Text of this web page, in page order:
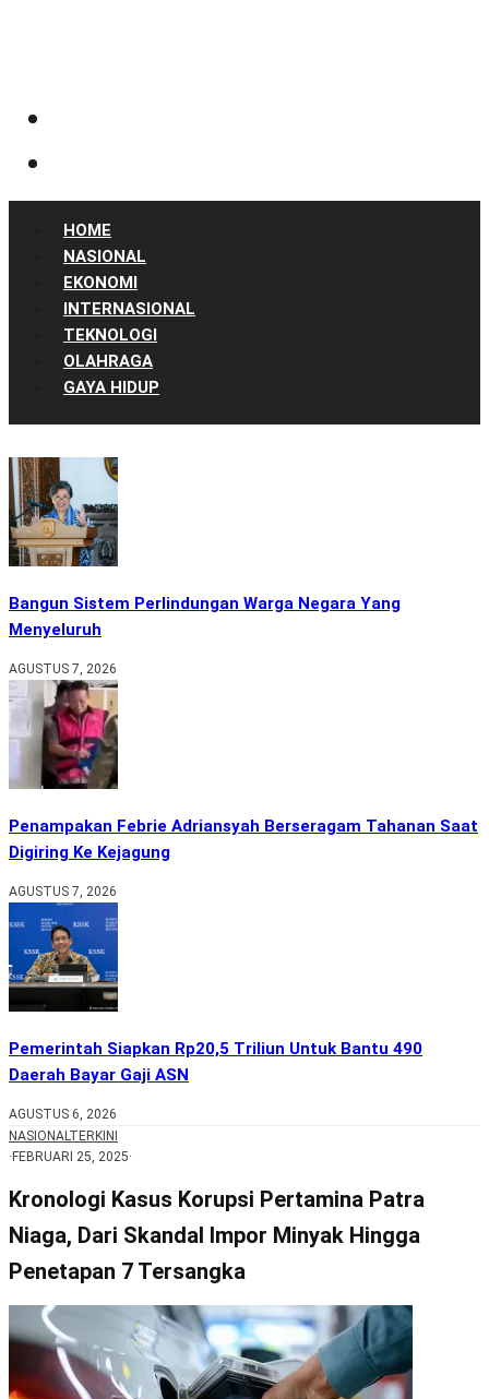
HOME
NASIONAL
EKONOMI
INTERNASIONAL
TEKNOLOGI
OLAHRAGA
GAYA HIDUP
Bangun Sistem Perlindungan Warga Negara Yang
Menyeluruh
AGUSTUS 7, 2026
Penampakan Febrie Adriansyah Berseragam Tahanan Saat
Digiring Ke Kejagung
AGUSTUS 7, 2026
Pemerintah Siapkan Rp20,5 Triliun Untuk Bantu 490
Daerah Bayar Gaji ASN
AGUSTUS 6, 2026
NASIONALTERKINI
· FEBRUARI 25, 2025·
Kronologi Kasus Korupsi Pertamina Patra
Niaga, Dari Skandal Impor Minyak Hingga
Penetapan 7 Tersangka